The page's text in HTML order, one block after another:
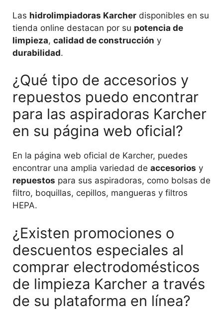
Las hidrolimpiadoras Karcher disponibles en su
tienda online destacan por su potencia de
limpieza, calidad de construcción y
durabilidad.
¿Qué tipo de accesorios y
repuestos puedo encontrar
para las aspiradoras Karcher
en su página web oficial?
En la página web oficial de Karcher, puedes
encontrar una amplia variedad de accesorios y
repuestos para sus aspiradoras, como bolsas de
filtro, boquillas, cepillos, mangueras y filtros
HEPA.
¿Existen promociones o
descuentos especiales al
comprar electrodomésticos
de limpieza Karcher a través
de su plataforma en línea?